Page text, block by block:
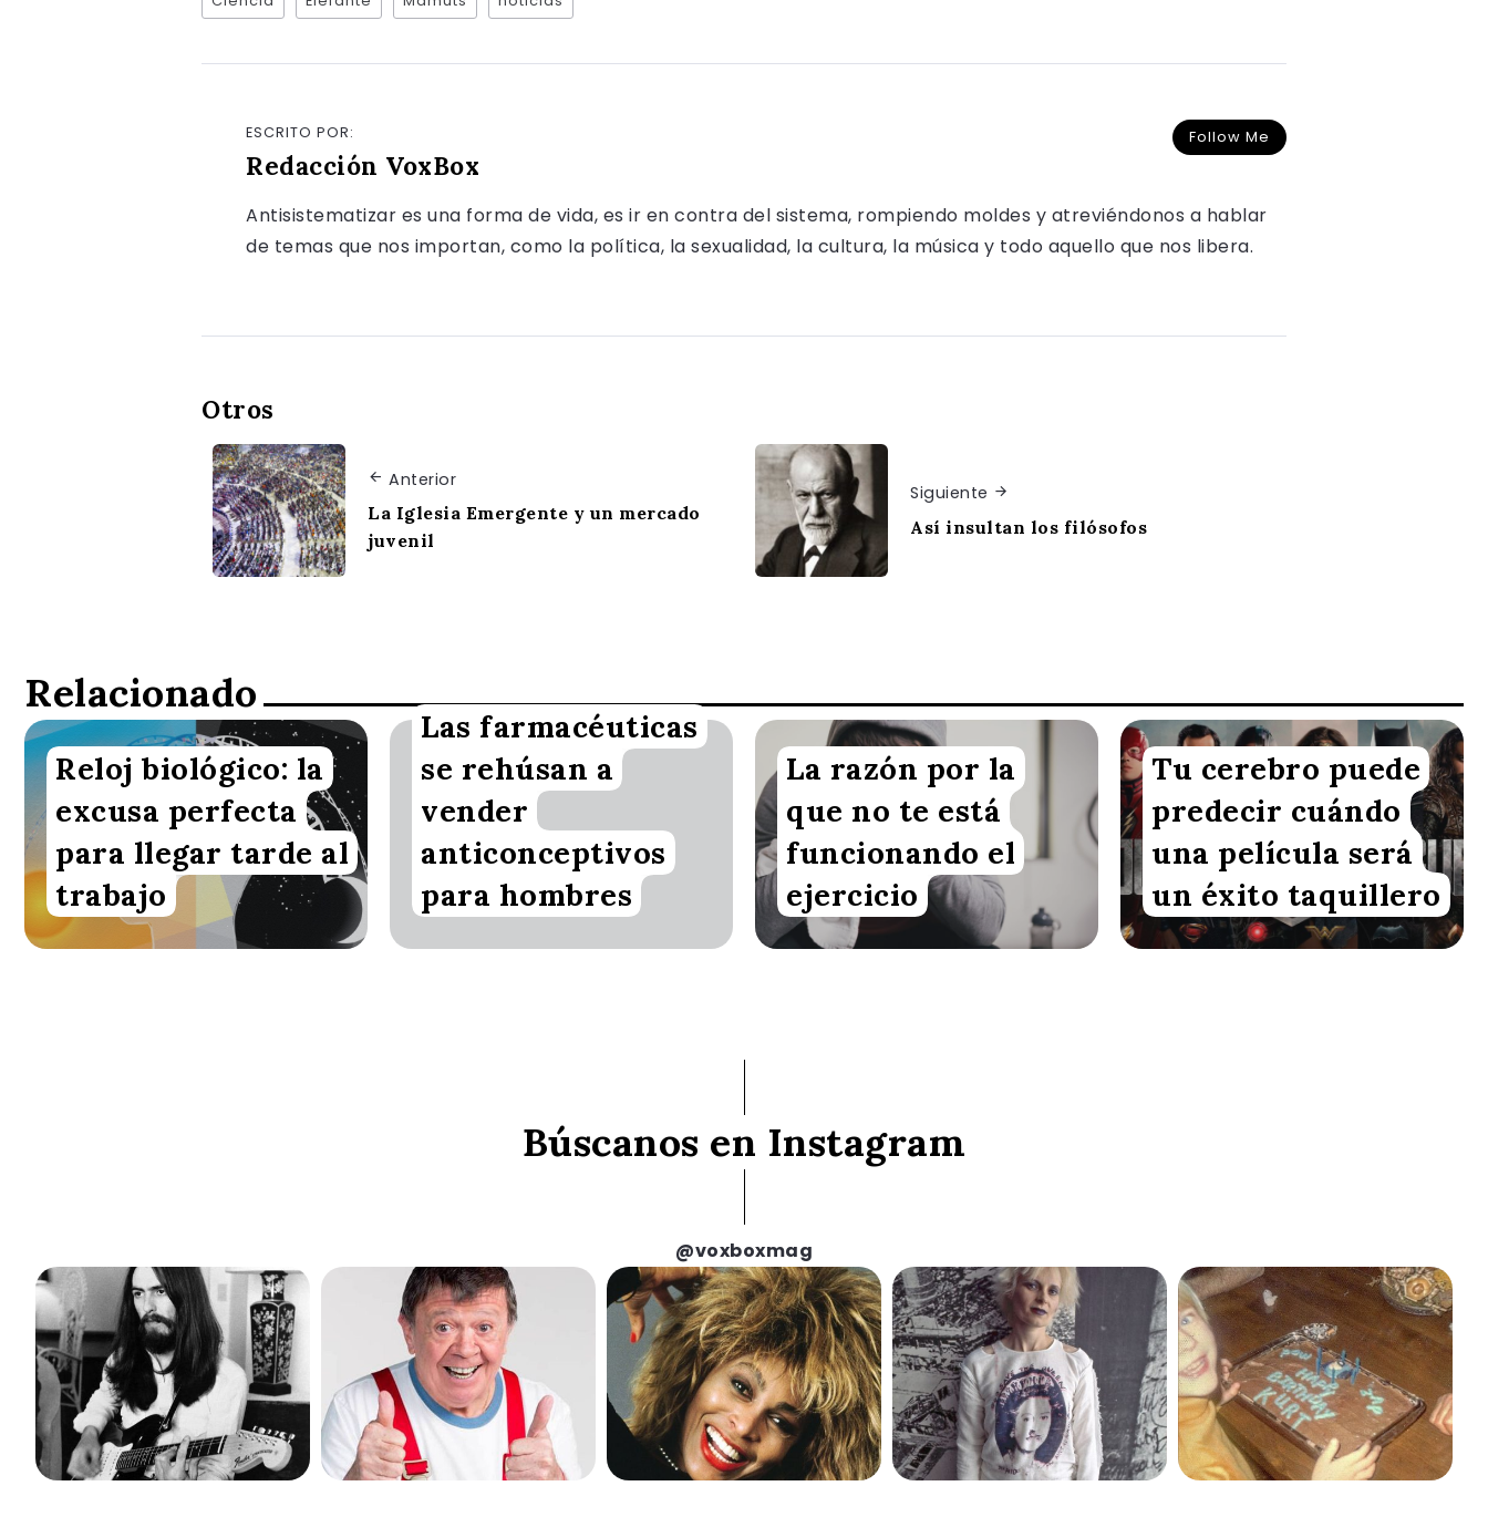
Follow Me
ESCRITO POR:
Redacción VoxBox
Antisistematizar es una forma de vida, es ir en contra del sistema, rompiendo moldes y atreviéndonos a hablar
de temas que nos importan, como la política, la sexualidad, la cultura, la música y todo aquello que nos libera.
Otros
Anterior
La Iglesia Emergente y un mercado
juvenil
Siguiente
Así insultan los filósofos
Relacionado
Redacción VoxBox
Reloj biológico: la
excusa perfecta
para llegar tarde al
trabajo
Redacción VoxBox
Las farmacéuticas
se rehúsan a
vender
anticonceptivos
para hombres
Redacción VoxBox
La razón por la
que no te está
funcionando el
ejercicio
Redacción VoxBox
Tu cerebro puede
predecir cuándo
una película será
un éxito taquillero
Búscanos en Instagram
@voxboxmag